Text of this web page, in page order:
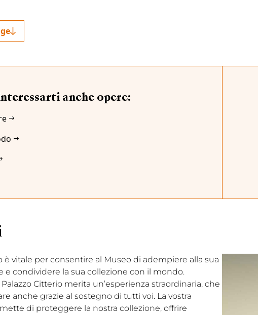
anche opere:
è vitale per consentire al Museo di adempiere alla sua
e condividere la sua collezione con il mondo.
Citterio merita un’esperienza straordinaria, che
anche grazie al sostegno di tutti voi. La vostra
di proteggere la nostra collezione, offrire